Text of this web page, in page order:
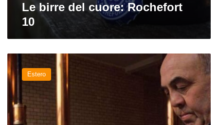
Le birre del cuore: Rochefort
10
Trappist
Beer
Tour:
sei
tappe,
sei
esperienze
Estero